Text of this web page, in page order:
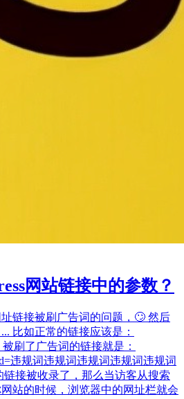
网站链接中的参数？
链接被刷广告词的问题，🙄 然后
比如正常的链接应该是：
被刷了广告词的链接就是：
违规词违规词违规词违规词违规词
接被收录了，那么当访客从搜索
站的时候，浏览器中的网址栏就会